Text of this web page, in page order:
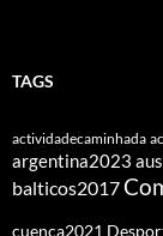
TAGS
actividadecaminhada
argentina2023
balticos2017
cuenca2021